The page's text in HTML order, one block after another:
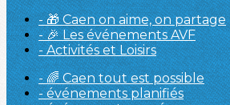
- 🎁 Caen on aime, on partage
- 🎉 Les événements AVF
- Activités et Loisirs
- 🌈 Caen tout est possible
- événements planifiés